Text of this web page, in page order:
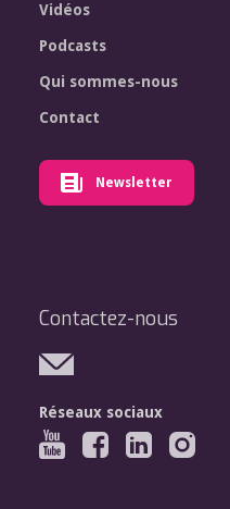
Vidéos
Podcasts
Qui sommes-nous
Contact
Newsletter
Contactez-nous
Réseaux sociaux